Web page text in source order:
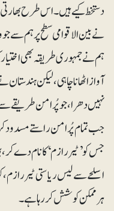
دستخط کیے ہیں۔ اس طرح
نے بین الاقوامی سطح پر ہم
ہم نے جمہوری طریقہ بھی
آواز اٹھانا چاہی، لیکن
نہیں دھرا، جو پُر امن طریقے
جب تمام پُرامن راستے مسدود
جس کو ’ٹیررازم‘ کا نام دے کر،
اسلحے سے لیس ریاستی ٹیررازم،
ہرممکن کوشش کررہا ہے۔